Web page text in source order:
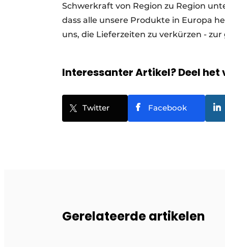
Schwerkraft von Region zu Region
dass alle unsere Produkte in Europa
uns, die Lieferzeiten zu verkürzen -
Interessanter Artikel? Deel het
Twitter Facebook
Gerelateerde artikelen